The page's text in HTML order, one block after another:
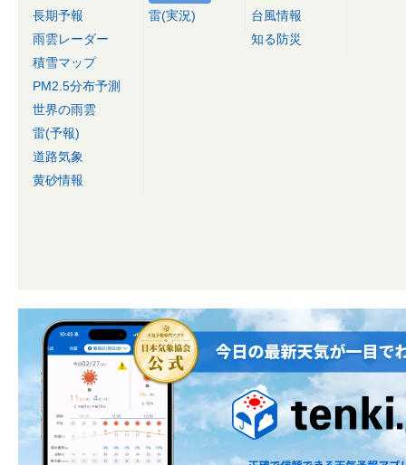
長期予報
雨雲レーダー
積雪マップ
PM2.5分布予測
世界の雨雲
雷(予報)
道路気象
黄砂情報
雷(実況)
台風情報
知る防災